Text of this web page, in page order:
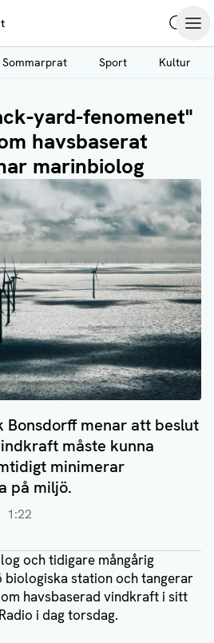
Sommarprat Sport Kultur
yard-fenomenet"
havsbaserat
marinbiolog
Bonsdorff menar att beslut
måste kunna
minimerar
på miljö.
1:22
och tidigare mångårig
biologiska station och tangerar
havsbaserad vindkraft i sitt
i dag torsdag.